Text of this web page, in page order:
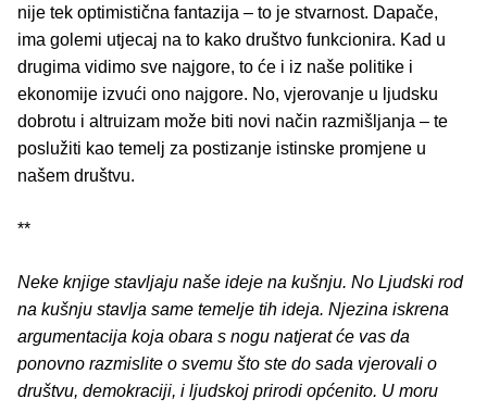
nije tek optimistična fantazija – to je stvarnost. Dapače,
ima golemi utjecaj na to kako društvo funkcionira. Kad u
drugima vidimo sve najgore, to će i iz naše politike i
ekonomije izvući ono najgore. No, vjerovanje u ljudsku
dobrotu i altruizam može biti novi način razmišljanja – te
poslužiti kao temelj za postizanje istinske promjene u
našem društvu.
**
Neke knjige stavljaju naše ideje na kušnju. No Ljudski rod
na kušnju stavlja same temelje tih ideja. Njezina iskrena
argumentacija koja obara s nogu natjerat će vas da
ponovno razmislite o svemu što ste do sada vjerovali o
društvu, demokraciji, i ljudskoj prirodi općenito. U moru